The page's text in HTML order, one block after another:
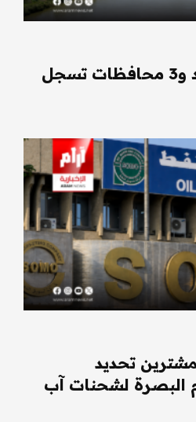
الأنواء الجوية: بغداد و3 محافظات تسجل
تحديد
البصرة لشحنات آب